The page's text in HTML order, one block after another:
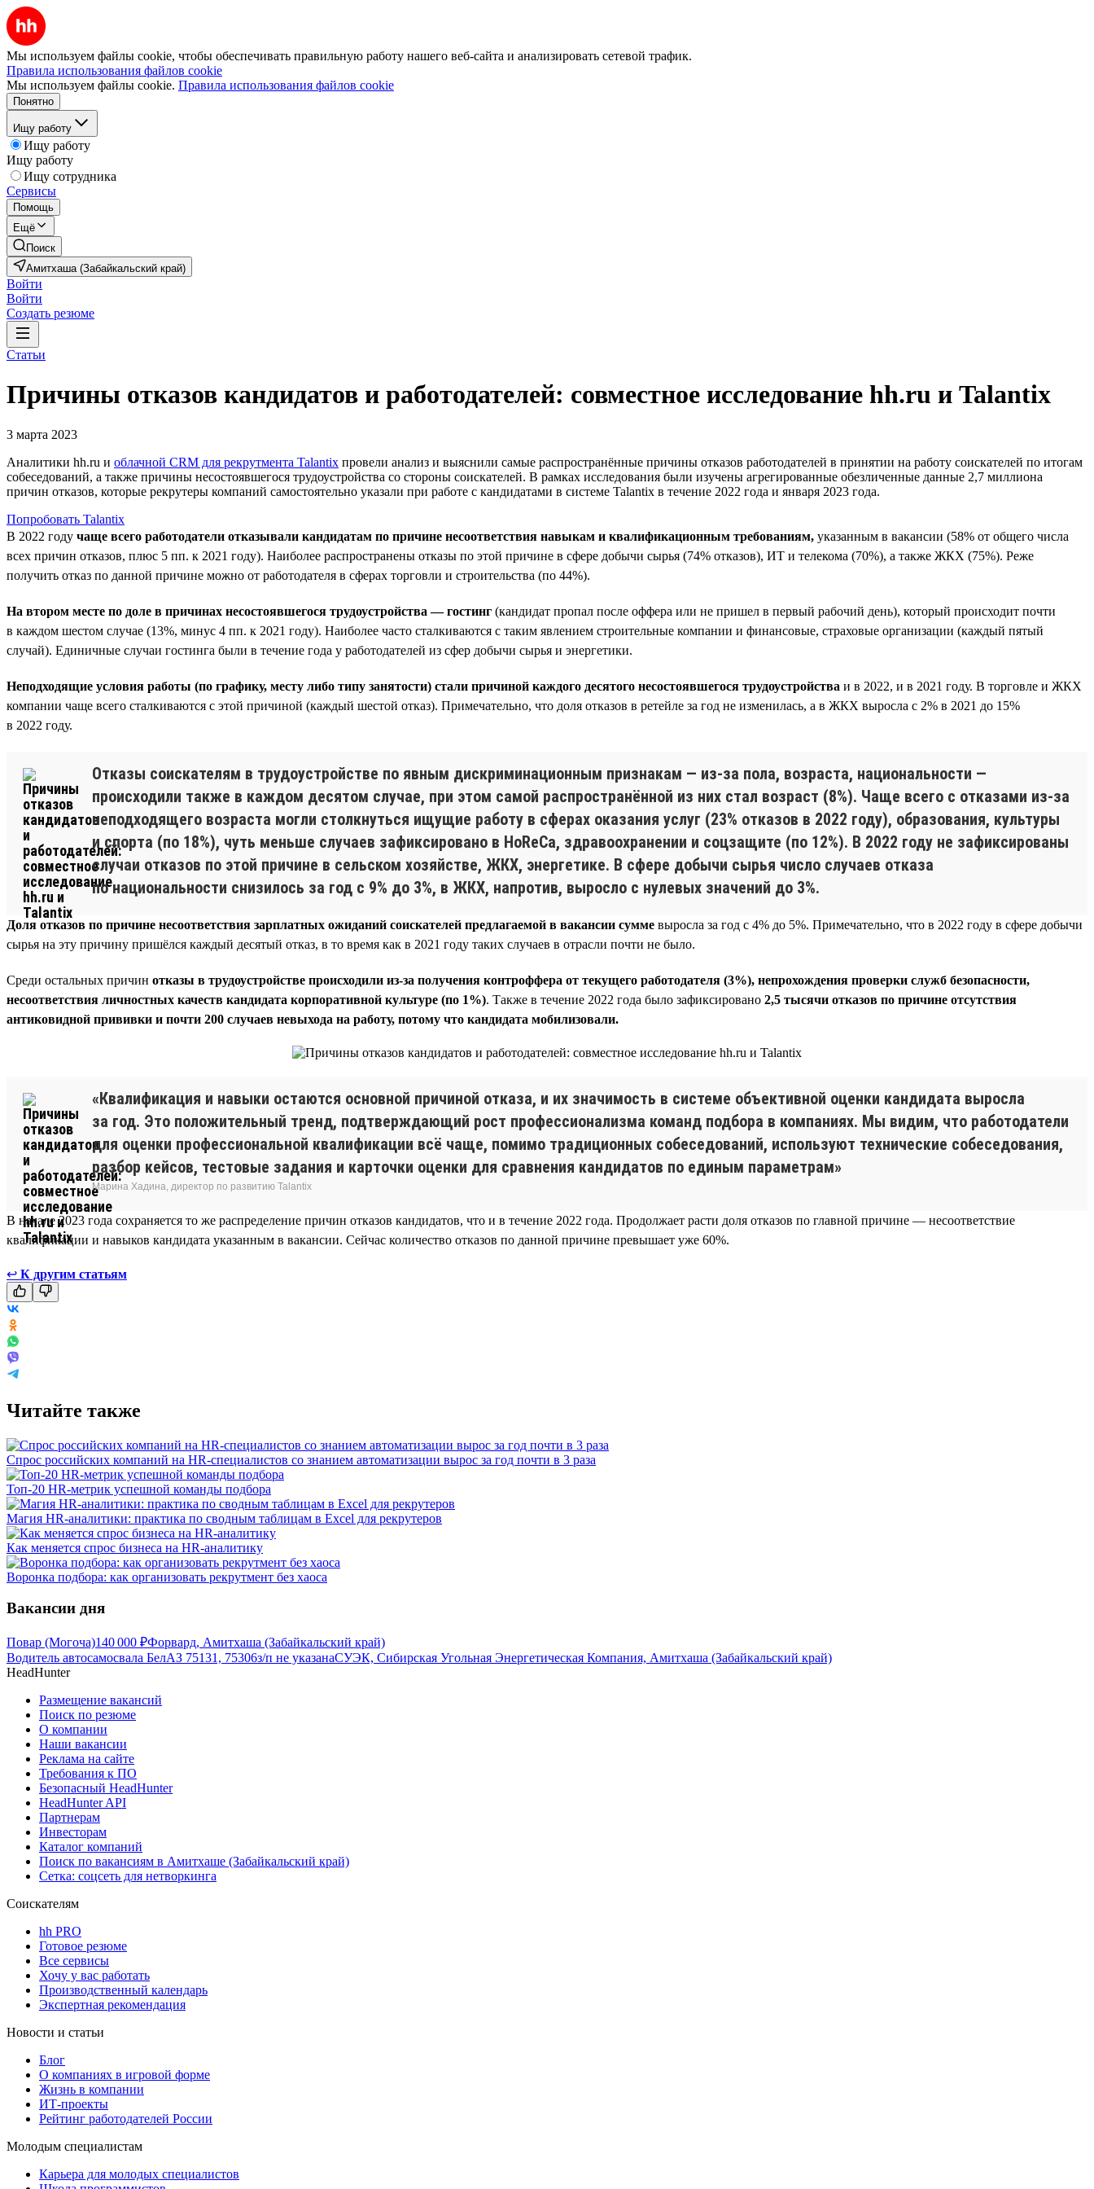
Мы используем файлы cookie, чтобы обеспечивать правильную работу нашего веб-сайта и анализировать сетевой трафик.
Правила использования файлов cookie
Мы используем файлы cookie. Правила использования файлов cookie
Понятно
Ищу работу
Ищу работу
Ищу работу
Ищу сотрудника
Сервисы
Помощь
Ещё
Поиск
Амитхаша (Забайкальский край)
Войти
Войти
Создать резюме
Статьи
Причины отказов кандидатов и работодателей: совместное исследование hh.ru и Talantix
3 марта 2023
Аналитики hh.ru и облачной CRM для рекрутмента Talantix провели анализ и выяснили самые распространённые причины отказов работодателей в принятии на работу соискателей по итогам
собеседований, а также причины несостоявшегося трудоустройства со стороны соискателей. В рамках исследования были изучены агрегированные обезличенные данные 2,7 миллиона
причин отказов, которые рекрутеры компаний самостоятельно указали при работе с кандидатами в системе Talantix в течение 2022 года и января 2023 года.
Попробовать Talantix
В 2022 году чаще всего работодатели отказывали кандидатам по причине несоответствия навыкам и квалификационным требованиям, указанным в вакансии (58% от общего числа
всех причин отказов, плюс 5 пп. к 2021 году). Наиболее распространены отказы по этой причине в сфере добычи сырья (74% отказов), ИТ и телекома (70%), а также ЖКХ (75%). Реже
получить отказ по данной причине можно от работодателя в сферах торговли и строительства (по 44%).
На втором месте по доле в причинах несостоявшегося трудоустройства — гостинг (кандидат пропал после оффера или не пришел в первый рабочий день), который происходит почти
в каждом шестом случае (13%, минус 4 пп. к 2021 году). Наиболее часто сталкиваются с таким явлением строительные компании и финансовые, страховые организации (каждый пятый
случай). Единичные случаи гостинга были в течение года у работодателей из сфер добычи сырья и энергетики.
Неподходящие условия работы (по графику, месту либо типу занятости) стали причиной каждого десятого несостоявшегося трудоустройства и в 2022, и в 2021 году. В торговле и ЖКХ
компании чаще всего сталкиваются с этой причиной (каждый шестой отказ). Примечательно, что доля отказов в ретейле за год не изменилась, а в ЖКХ выросла с 2% в 2021 до 15%
в 2022 году.
Отказы соискателям в трудоустройстве по явным дискриминационным признакам — из-за пола, возраста, национальности —
происходили также в каждом десятом случае, при этом самой распространённой из них стал возраст (8%). Чаще всего с отказами из-за
неподходящего возраста могли столкнуться ищущие работу в сферах оказания услуг (23% отказов в 2022 году), образования, культуры
и спорта (по 18%), чуть меньше случаев зафиксировано в HoReCa, здравоохранении и соцзащите (по 12%). В 2022 году не зафиксированы
случаи отказов по этой причине в сельском хозяйстве, ЖКХ, энергетике. В сфере добычи сырья число случаев отказа
по национальности снизилось за год с 9% до 3%, в ЖКХ, напротив, выросло с нулевых значений до 3%.
Доля отказов по причине несоответствия зарплатных ожиданий соискателей предлагаемой в вакансии сумме выросла за год с 4% до 5%. Примечательно, что в 2022 году в сфере добычи
сырья на эту причину пришёлся каждый десятый отказ, в то время как в 2021 году таких случаев в отрасли почти не было.
Среди остальных причин отказы в трудоустройстве происходили из-за получения контроффера от текущего работодателя (3%), непрохождения проверки служб безопасности,
несоответствия личностных качеств кандидата корпоративной культуре (по 1%). Также в течение 2022 года было зафиксировано 2,5 тысячи отказов по причине отсутствия
антиковидной прививки и почти 200 случаев невыхода на работу, потому что кандидата мобилизовали.
«Квалификация и навыки остаются основной причиной отказа, и их значимость в системе объективной оценки кандидата выросла
за год. Это положительный тренд, подтверждающий рост профессионализма команд подбора в компаниях. Мы видим, что работодатели
для оценки профессиональной квалификации всё чаще, помимо традиционных собеседований, используют технические собеседования,
разбор кейсов, тестовые задания и карточки оценки для сравнения кандидатов по единым параметрам»
Марина Хадина, директор по развитию Talantix
В начале 2023 года сохраняется то же распределение причин отказов кандидатов, что и в течение 2022 года. Продолжает расти доля отказов по главной причине — несоответствие
квалификации и навыков кандидата указанным в вакансии. Сейчас количество отказов по данной причине превышает уже 60%.
↩ К другим статьям
Читайте также
Спрос российских компаний на HR-специалистов со знанием автоматизации вырос за год почти в 3 раза
Топ-20 HR-метрик успешной команды подбора
Магия HR-аналитики: практика по сводным таблицам в Excel для рекрутеров
Как меняется спрос бизнеса на HR-аналитику
Воронка подбора: как организовать рекрутмент без хаоса
Вакансии дня
Повар (Могоча)140 000 ₽Форвард, Амитхаша (Забайкальский край)
Водитель автосамосвала БелАЗ 75131, 75306з/п не указанаСУЭК, Сибирская Угольная Энергетическая Компания, Амитхаша (Забайкальский край)
HeadHunter
Размещение вакансий
Поиск по резюме
О компании
Наши вакансии
Реклама на сайте
Требования к ПО
Безопасный HeadHunter
HeadHunter API
Партнерам
Инвесторам
Каталог компаний
Поиск по вакансиям в Амитхаше (Забайкальский край)
Сетка: соцсеть для нетворкинга
Соискателям
hh PRO
Готовое резюме
Все сервисы
Хочу у вас работать
Производственный календарь
Экспертная рекомендация
Новости и статьи
Блог
О компаниях в игровой форме
Жизнь в компании
ИТ-проекты
Рейтинг работодателей России
Молодым специалистам
Карьера для молодых специалистов